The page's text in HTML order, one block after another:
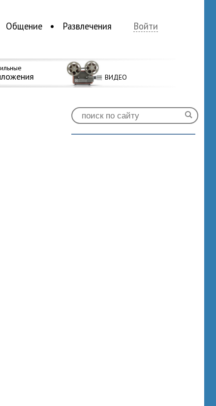
Общение Развлечения Войти
ВИДЕО